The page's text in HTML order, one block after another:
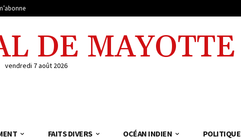
DE MAYOTTE
vendredi 7 août 2026
FAITS DIVERS OCÉAN INDIEN POLITIQUE